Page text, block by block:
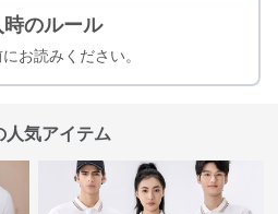
時のルール
お読みください。
人気アイテム